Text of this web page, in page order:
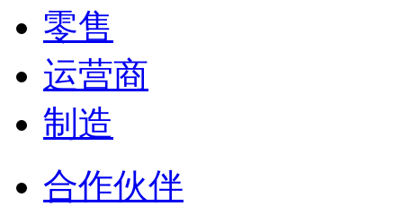
零售
运营商
制造
合作伙伴